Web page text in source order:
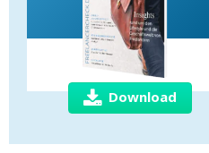
Download